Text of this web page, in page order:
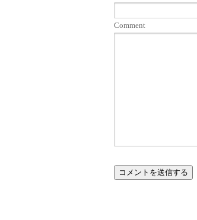
Comment